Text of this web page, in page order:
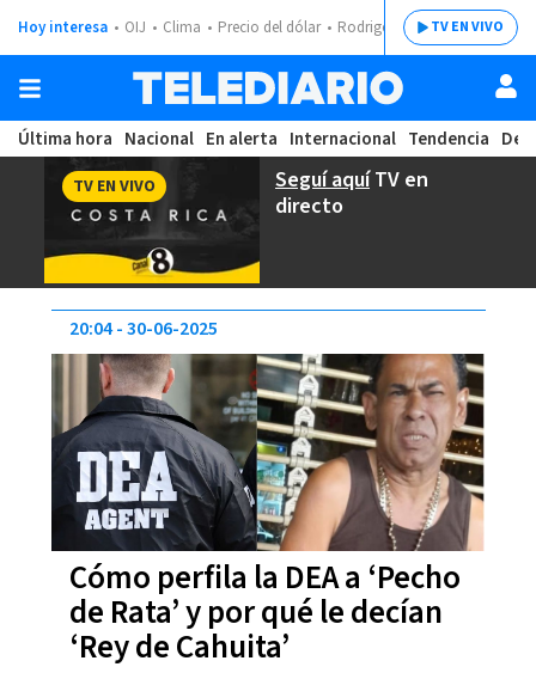
Hoy interesa OIJ Clima Precio del dólar Rodrigo ChavesTV EN VIVO
Última hora Nacional En alerta Internacional Tendencia
Seguí aquíTV en
directo
TV EN VIVO
Cómo perfila la DEA a ‘Pecho
de Rata’ y por qué le decían
‘Rey de Cahuita’
20:04 30-06-2025